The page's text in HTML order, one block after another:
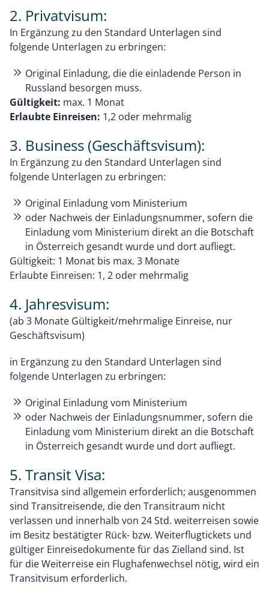
2. Privatvisum:
In Ergänzung zu den Standard Unterlagen sind
folgende Unterlagen zu erbringen:
Original Einladung, die die einladende Person in
Russland besorgen muss.
Gültigkeit: max. 1 Monat
Erlaubte Einreisen: 1,2 oder mehrmalig
3. Business (Geschäftsvisum):
In Ergänzung zu den Standard Unterlagen sind
folgende Unterlagen zu erbringen:
Original Einladung vom Ministerium
oder Nachweis der Einladungsnummer, sofern die
Einladung vom Ministerium direkt an die Botschaft
in Österreich gesandt wurde und dort aufliegt.
Gültigkeit: 1 Monat bis max. 3 Monate
Erlaubte Einreisen: 1, 2 oder mehrmalig
4. Jahresvisum:
(ab 3 Monate Gültigkeit/mehrmalige Einreise, nur
Geschäftsvisum)
in Ergänzung zu den Standard Unterlagen sind
folgende Unterlagen zu erbringen:
Original Einladung vom Ministerium
oder Nachweis der Einladungsnummer, sofern die
Einladung vom Ministerium direkt an die Botschaft
in Österreich gesandt wurde und dort aufliegt.
5. Transit Visa:
Transitvisa sind allgemein erforderlich; ausgenommen
sind Transitreisende, die den Transitraum nicht
verlassen und innerhalb von 24 Std. weiterreisen sowie
im Besitz bestätigter Rück- bzw. Weiterflugtickets und
gültiger Einreisedokumente für das Zielland sind. Ist
für die Weiterreise ein Flughafenwechsel nötig, wird ein
Transitvisum erforderlich.